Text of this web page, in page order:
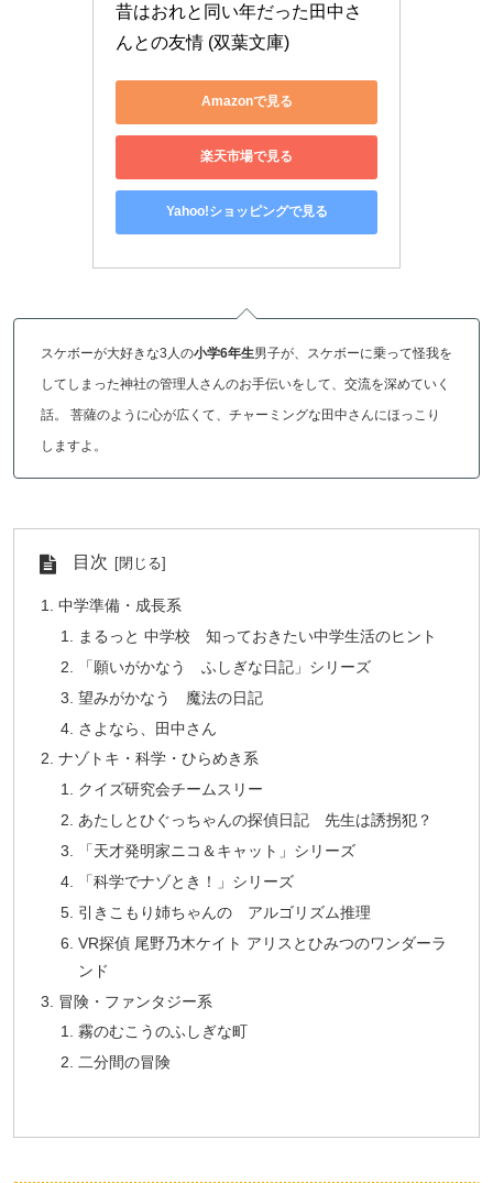
昔はおれと同い年だった田中さ
んとの友情 (双葉文庫)
Amazonで見る
楽天市場で見る
Yahoo!ショッピングで見る
スケボーが大好きな3人の小学6年生男子が、スケボーに乗って怪我を
してしまった神社の管理人さんのお手伝いをして、交流を深めていく
話。 菩薩のように心が広くて、チャーミングな田中さんにほっこり
しますよ。
目次
中学準備・成長系
まるっと 中学校 知っておきたい中学生活のヒント
「願いがかなう ふしぎな日記」シリーズ
望みがかなう 魔法の日記
さよなら、田中さん
ナゾトキ・科学・ひらめき系
クイズ研究会チームスリー
あたしとひぐっちゃんの探偵日記 先生は誘拐犯？
「天才発明家ニコ＆キャット」シリーズ
「科学でナゾとき！」シリーズ
引きこもり姉ちゃんの アルゴリズム推理
VR探偵 尾野乃木ケイト アリスとひみつのワンダーラ
ンド
冒険・ファンタジー系
霧のむこうのふしぎな町
二分間の冒険